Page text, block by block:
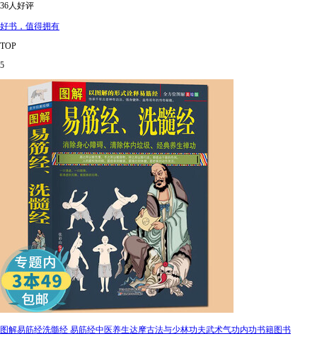
36人好评
好书，值得拥有
TOP
5
图解易筋经洗髓经 易筋经中医养生达摩古法与少林功夫武术气功内功书籍图书